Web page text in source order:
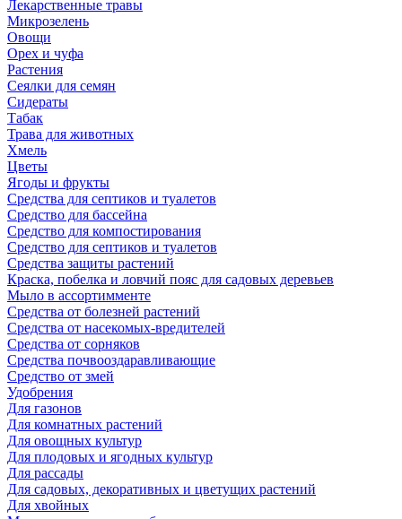
Лекарственные травы
Микрозелень
Овощи
Орех и чуфа
Растения
Сеялки для семян
Сидераты
Табак
Трава для животных
Хмель
Цветы
Ягоды и фрукты
Средства для септиков и туалетов
Средство для бассейна
Средство для компостирования
Средство для септиков и туалетов
Средства защиты растений
Краска, побелка и ловчий пояс для садовых деревьев
Мыло в ассортимменте
Средства от болезней растений
Средства от насекомых-вредителей
Средства от сорняков
Средства почвооздаравливающие
Средство от змей
Удобрения
Для газонов
Для комнатных растений
Для овощных культур
Для плодовых и ягодных культур
Для рассады
Для садовых, декоративных и цветущих растений
Для хвойных